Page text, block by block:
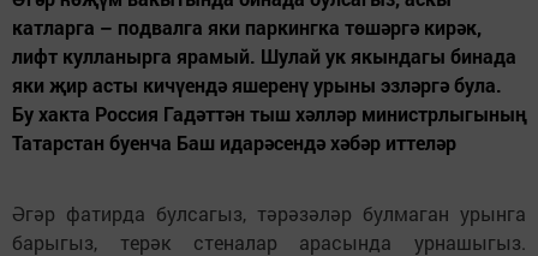
катларга – подвалга яки паркингка төшәргә кирәк,
лифт кулланырга ярамый. Шулай ук якындагы бинада
яки җир асты кичүендә яшеренү урыны эзләргә була.
Бу хакта Россия Гадәттән тыш хәлләр министрлыгының
Татарстан буенча Баш идарәсендә хәбәр иттеләр
Әгәр фатирда булсагыз, тәрәзәләр булмаган урынга
барыгыз, терәк стеналар арасында урнашыгыз.